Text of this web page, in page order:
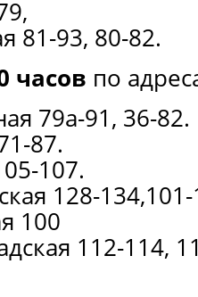
81-93, 80-82.
часов по
79а-91, 36-82.
87.
107.
128-
100
112-114,